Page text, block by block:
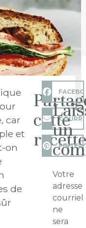
car
et
on
de
cette
un
Votre
adresse
courriel
ne
sera